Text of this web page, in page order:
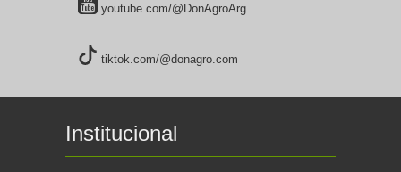
youtube.com/@DonAgroArg
tiktok.com/@donagro.com
Institucional